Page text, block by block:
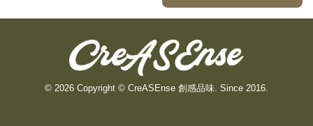
© 2026 Copyright © CreASEnse 創感品味. Since 2016.